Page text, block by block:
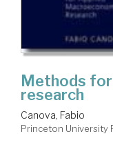
Methods
research
Canova, Fabio
Princeton University